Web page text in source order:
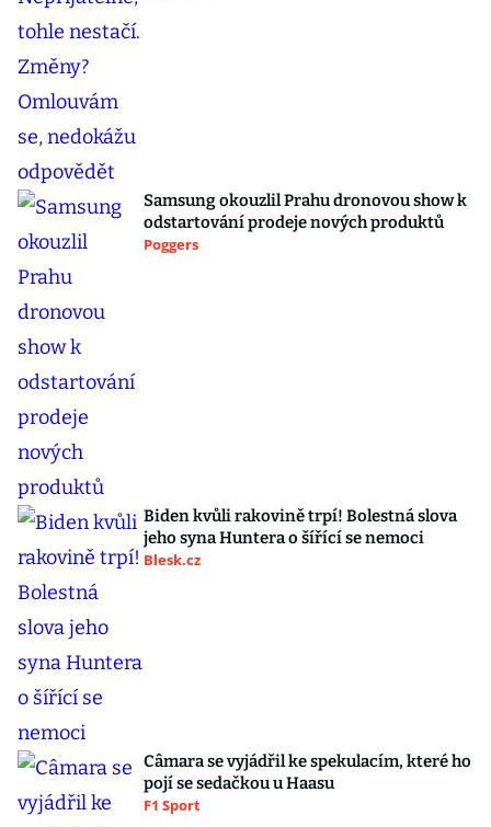
Samsung okouzlil Prahu dronovou show k
odstartování prodeje nových produktů
Poggers
Biden kvůli rakovině trpí! Bolestná slova
jeho syna Huntera o šířící se nemoci
Blesk.cz
Câmara se vyjádřil ke spekulacím, které ho
pojí se sedačkou u Haasu
F1 Sport